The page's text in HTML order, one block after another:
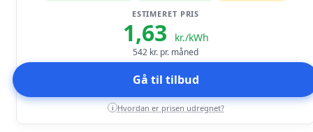
ESTIMERET PRIS
1,63 kr./kWh
542 kr. pr. måned
Gå til tilbud
i Hvordan er prisen udregnet?